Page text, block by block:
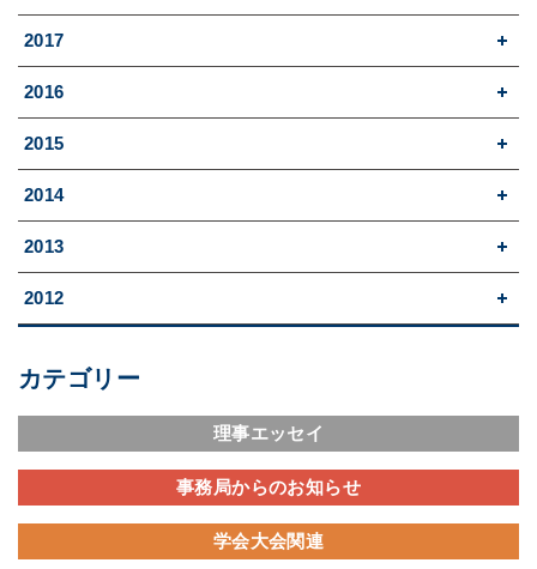
2017
2016
2015
2014
2013
2012
カテゴリー
理事エッセイ
事務局からのお知らせ
学会大会関連